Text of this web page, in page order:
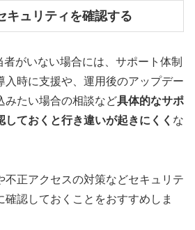
キュリティを確認する
がいない場合には、サポート体制
入時に支援や、運用後のアップデー
みたい場合の相談など具体的なサポ
しておくと行き違いが起きにくく な
不正アクセスの対策などセキュリテ
確認しておくことをおすすめしま